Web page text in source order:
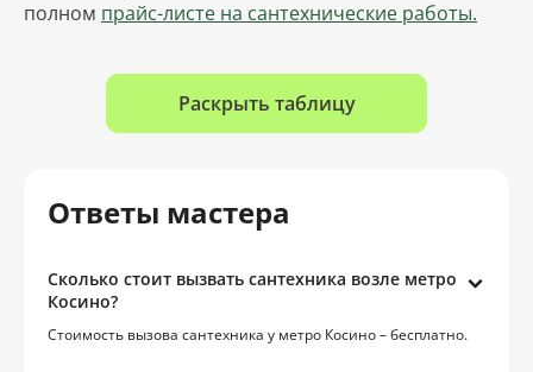
полном прайс-листе на сантехнические работы.
Раскрыть таблицу
Ответы мастера
Сколько стоит вызвать сантехника возле метро
Косино?
Стоимость вызова сантехника у метро Косино – бесплатно.